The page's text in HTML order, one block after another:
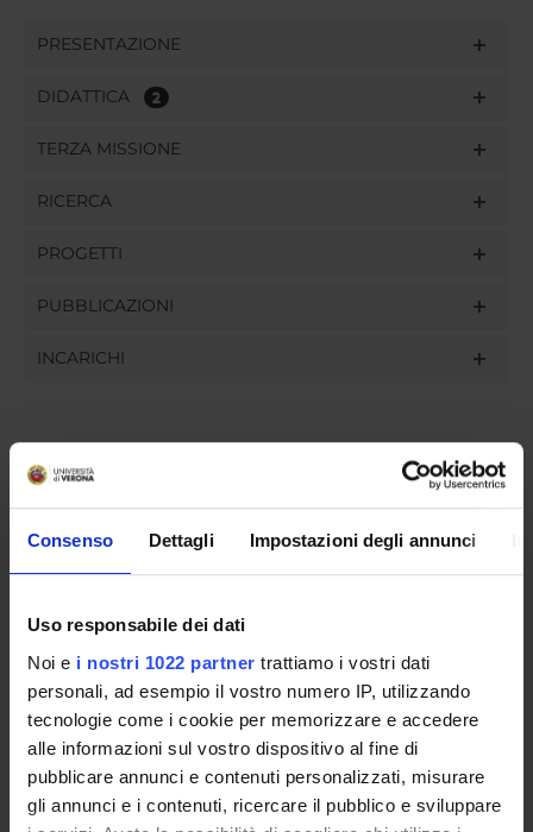
Consenso Dettagli Impostazioni degli annunci
Uso responsabile dei dati
Noi e i nostri 1022 partner trattiamo i vostri dati
personali, ad esempio il vostro numero IP, utilizzando
tecnologie come i cookie per memorizzare e accedere
alle informazioni sul vostro dispositivo al fine di
pubblicare annunci e contenuti personalizzati, misurare
gli annunci e i contenuti, ricercare il pubblico e sviluppare
PRESENTAZIONE
DIDATTICA 2
TERZA MISSIONE
RICERCA
PROGETTI
PUBBLICAZIONI
INCARICHI
ORGANIZZAZIONE
GOVERNANCE
SERVIZI DI SEGRETERIA STUDENTI
STRUTTURE DEL DIPARTIMENTO
LABORATORI DI RICERCA